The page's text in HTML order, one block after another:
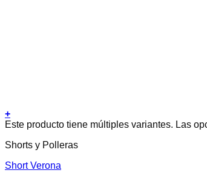
+
Este producto tiene múltiples variantes. Las
Shorts y Polleras
Short Verona